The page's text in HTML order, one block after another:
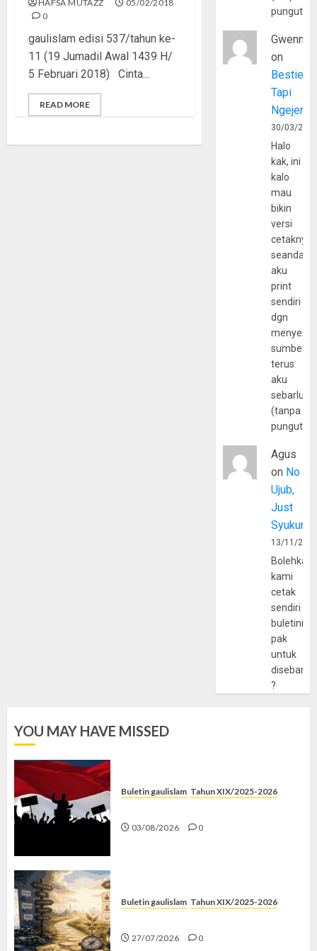
HAFSA MUTAZZ
05/02/2018
0
gaulislam edisi 537/tahun ke-
11 (19 Jumadil Awal 1439 H/
5 Februari 2018) Cinta...
READ MORE
Gwenny
on
Bestie
Tapi
30/03/
Halo
kak, ini
kalo
mau
bikin
versi
cetaknya
aku
print
sendiri
dgn
sumber
terus
aku
(tanpa
Agus
on No
Ujub,
Just
Syukur
13/11/
Bolehkah
kami
cetak
sendiri
pak
untuk
?
YOU MAY HAVE MISSED
Buletin gaulislam Tahun XIX/2025-2026
03/08/2026 0
Buletin gaulislam Tahun XIX/2025-2026
27/07/2026 0